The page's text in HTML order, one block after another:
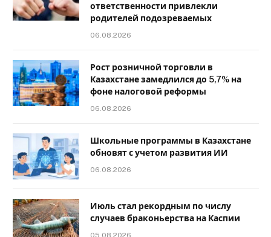
ответственности привлекли
родителей подозреваемых
06.08.2026
Рост розничной торговли в
Казахстане замедлился до 5,7% на
фоне налоговой реформы
06.08.2026
Школьные программы в Казахстане
обновят с учетом развития ИИ
06.08.2026
Июль стал рекордным по числу
случаев браконьерства на Каспии
05.08.2026